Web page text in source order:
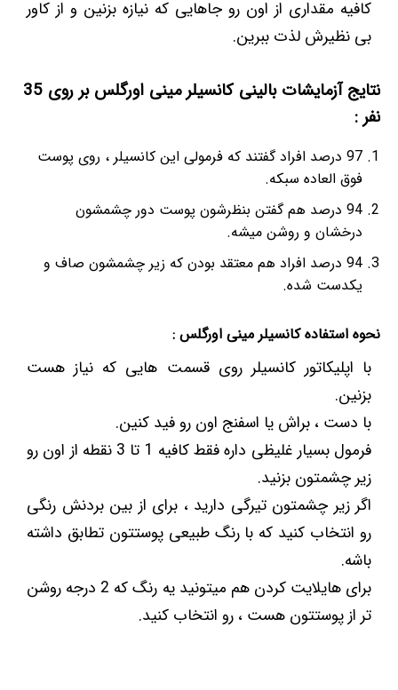
کافیه مقداری از اون رو جاهایی که نیازه بزنین و از کاور
بی نظیرش لذت ببرین.
نتایج آزمایشات بالینی کانسیلر مینی اورگلس بر روی 35
نفر :
97 درصد افراد گفتند که فرمولی این کانسیلر ، روی پوست
فوق العاده سبکه.
94 درصد هم گفتن بنظرشون پوست دور چشمشون
درخشان و روشن میشه.
94 درصد افراد هم معتقد بودن که زیر چشمشون صاف و
یکدست شده.
نحوه استفاده کانسیلر مینی اورگلس :
با اپلیکاتور کانسیلر روی قسمت هایی که نیاز هست
بزنین.
با دست ، براش یا اسفنج اون رو فید کنین.
فرمول بسیار غلیظی داره فقط کافیه 1 تا 3 نقطه از اون رو
زیر چشمتون بزنید.
اگر زیر چشمتون تیرگی دارید ، برای از بین بردنش رنگی
رو انتخاب کنید که با رنگ طبیعی پوستتون تطابق داشته
باشه.
برای هایلایت کردن هم میتونید یه رنگ که 2 درجه روشن
تر از پوستتون هست ، رو انتخاب کنید.